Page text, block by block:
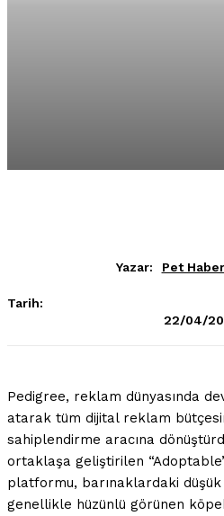
Yazar: Pet
Tarih:
22/04/
Pedigree, reklam dünyasında
atarak tüm dijital reklam
sahiplendirme aracına
ortaklaşa geliştirilen
platformu, barınaklardaki düşük
genellikle hüzünlü görünen